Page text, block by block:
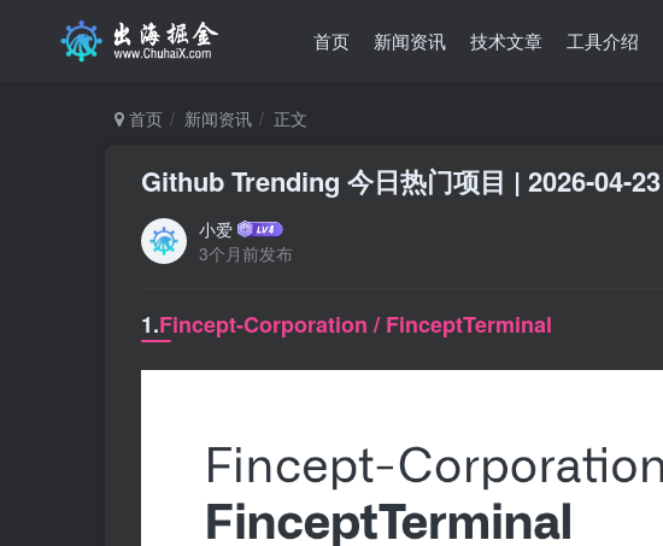
首页 新闻资讯 技术文章 工具介绍
首页 新闻资讯 正文
Github Trending 今日热门项目 | 2026-04-23
小爱
3个月前发布
1.Fincept-Corporation / FinceptTerminal